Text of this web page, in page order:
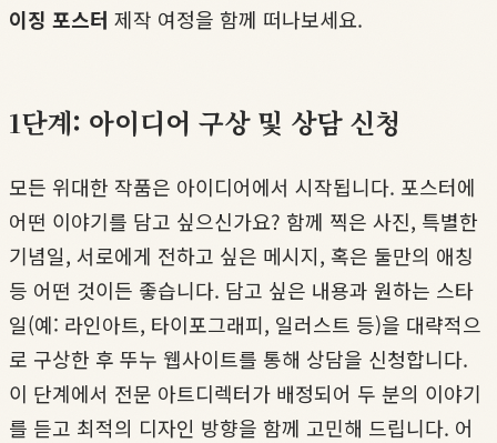
이징 포스터 제작 여정을 함께 떠나보세요.
1단계: 아이디어 구상 및 상담 신청
모든 위대한 작품은 아이디어에서 시작됩니다. 포스터에
어떤 이야기를 담고 싶으신가요? 함께 찍은 사진, 특별한
기념일, 서로에게 전하고 싶은 메시지, 혹은 둘만의 애칭
등 어떤 것이든 좋습니다. 담고 싶은 내용과 원하는 스타
일(예: 라인아트, 타이포그래피, 일러스트 등)을 대략적으
로 구상한 후 뚜누 웹사이트를 통해 상담을 신청합니다.
이 단계에서 전문 아트디렉터가 배정되어 두 분의 이야기
를 듣고 최적의 디자인 방향을 함께 고민해 드립니다. 어